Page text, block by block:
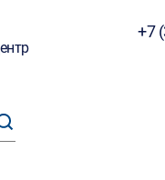
+7